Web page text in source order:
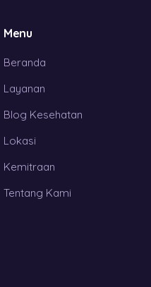
Menu
Beranda
Layanan
Blog Kesehatan
Lokasi
Kemitraan
Tentang Kami